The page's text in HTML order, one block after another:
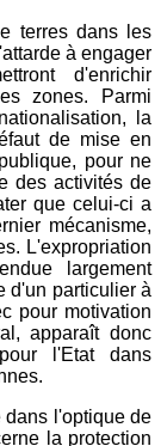
terres dans les
à engager
d'enrichir
zones. Parmi
la
de mise en
pour ne
des activités de
que celui-ci a
mécanisme,
L'expropriation
largement
d'un particulier à
pour motivation
apparaît donc
l'Etat dans
dans l'optique de
la protection